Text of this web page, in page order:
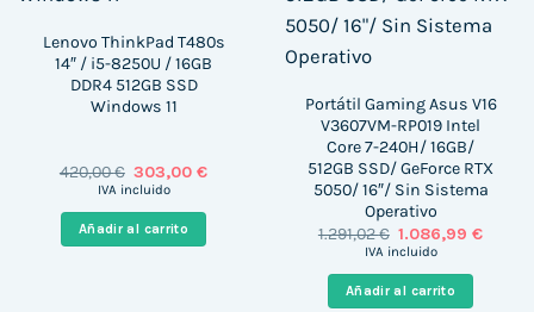
Lenovo ThinkPad T480s
14″ / i5-8250U / 16GB
DDR4 512GB SSD
Windows 11
420,00€ El
precio
era:
420,00 €.
303,00€El
IVA incluido
Añadir al carrito
Portátil Gaming Asus V16
V3607VM-RP019 Intel
Core 7-240H/ 16GB/
512GB SSD/ GeForce RTX
5050/ 16″/ Sin Sistema
Operativo
1.291,02€ El
precio
era:
1.291,02 €.
1.086,99€El
IVA incluido
Añadir al carrito